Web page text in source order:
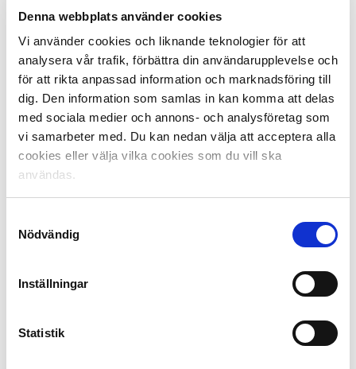
Denna webbplats använder cookies
Vi använder cookies och liknande teknologier för att
analysera vår trafik, förbättra din användarupplevelse och
för att rikta anpassad information och marknadsföring till
dig. Den information som samlas in kan komma att delas
med sociala medier och annons- och analysföretag som
vi samarbeter med. Du kan nedan välja att acceptera alla
cookies eller välja vilka cookies som du vill ska
användas.
Nödvändig
Inställningar
Statistik
alltid officiell på ligornas Upptaktsträffar men ligger
också på mediaservice.svenskelitfotboll.se. För att få
tillgång till mediaguiderna i efterhand, vänligen skicka
en förfrågan om inlogg till Mediaservice
tillmediaservice@svenskelitfotboll.se
Guiden kommer endast skickas till de journalister som:
– var anmälda till Allsvenskan eller Superettans
– tillhör AIPS, det internationella journalistförbundet
och INTE lämna vidare till obehöriga eller personer
SEF-guiden har utgått